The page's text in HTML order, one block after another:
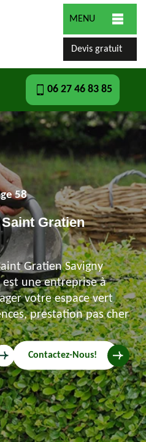
MENU
Devis gratuit
06 27 46 83 85
58
Gratien
Gratien Savigny
est une entreprise à
votre espace vert
prestation pas cher
Contactez-Nous!